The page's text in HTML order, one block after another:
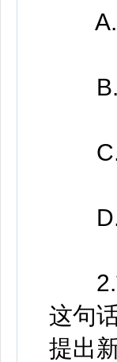
A.
B.
C.
D.
2.胡
这句
提出